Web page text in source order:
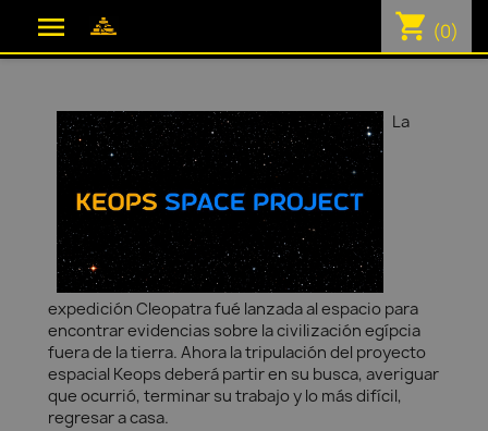
 shopping_cart (0)
La
expedición Cleopatra fué lanzada al espacio para
encontrar evidencias sobre la civilización egípcia
fuera de la tierra. Ahora la tripulación del proyecto
espacial Keops deberá partir en su busca, averiguar
que ocurrió, terminar su trabajo y lo más difícil,
regresar a casa.